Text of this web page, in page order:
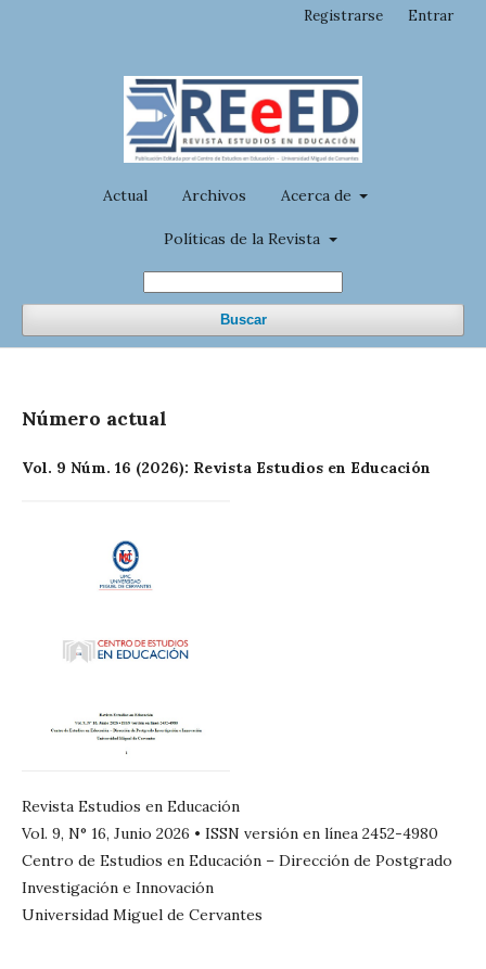
Actual Archivos Acerca de
Políticas de la Revista
Buscar
Registrarse Entrar
Número actual
Vol. 9 Núm. 16 (2026): Revista Estudios en Educación
Revista Estudios en Educación
Vol. 9, N° 16, Junio 2026 • ISSN versión en línea 2452-4980
Centro de Estudios en Educación – Dirección de Postgrado
Investigación e Innovación
Universidad Miguel de Cervantes